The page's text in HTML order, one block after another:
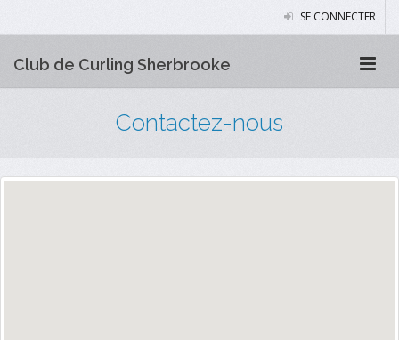
SE CONNECTER
Club de Curling Sherbrooke
Contactez-nous